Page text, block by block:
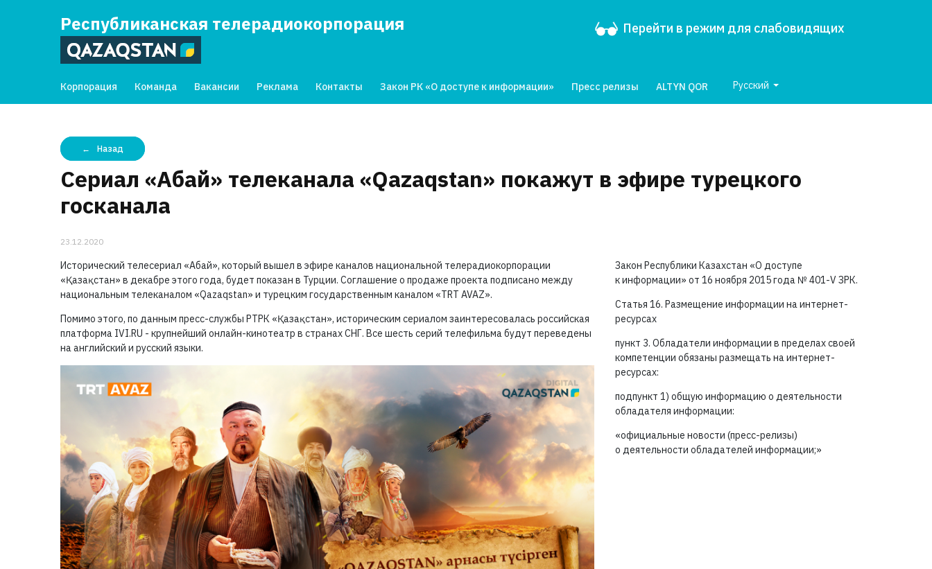
Республиканская телерадиокорпорация Перейти в режим для слабовидящих
Корпорация Команда Вакансии Реклама Контакты Закон РК «О доступе к информации» Пресс релизы ALTYN QOR Русский
Назад
Сериал «Абай» телеканала «Qazaqstan» покажут в эфире турецкого
госканала
23.12.2020
Исторический телесериал «Абай», который вышел в эфире каналов национальной телерадиокорпорации
«Қазақстан» в декабре этого года, будет показан в Турции. Соглашение о продаже проекта подписано между
национальным телеканалом «Qazaqstan» и турецким государственным каналом «TRT AVAZ».
Помимо этого, по данным пресс-службы РТРК «Қазақстан», историческим сериалом заинтересовалась российская
платформа IVI.RU - крупнейший онлайн-кинотеатр в странах СНГ. Все шесть серий телефильма будут переведены
на английский и русский языки.
Закон Республики Казахстан «О доступе
к информации» от 16 ноября 2015 года № 401-V ЗРК.
Статья 16. Размещение информации на интернет-
ресурсах
пункт 3. Обладатели информации в пределах своей
компетенции обязаны размещать на интернет-
ресурсах:
подпункт 1) общую информацию о деятельности
обладателя информации:
«официальные новости (пресс-релизы)
о деятельности обладателей информации;»